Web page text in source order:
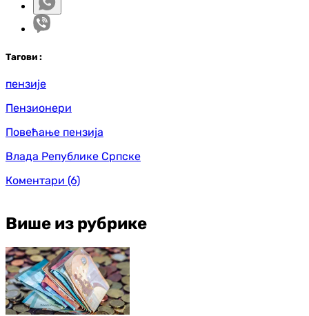
Тагови :
пензије
Пензионери
Повећање пензија
Влада Републике Српске
Коментари (6)
Више из рубрике